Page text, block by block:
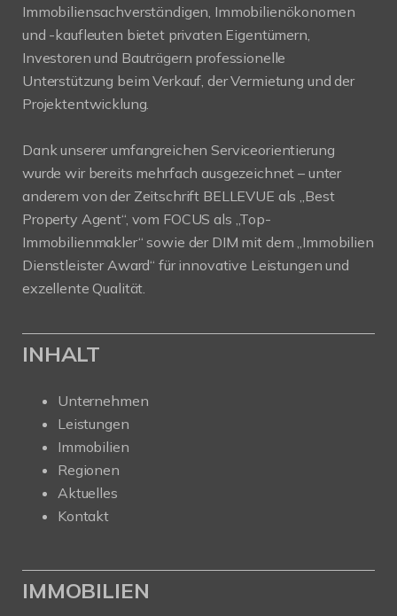
Immobiliensachverständigen, Immobilienökonomen
und -kaufleuten bietet privaten Eigentümern,
Investoren und Bauträgern professionelle
Unterstützung beim Verkauf, der Vermietung und der
Projektentwicklung.
Dank unserer umfangreichen Serviceorientierung
wurde wir bereits mehrfach ausgezeichnet – unter
anderem von der Zeitschrift BELLEVUE als „Best
Property Agent“, vom FOCUS als „Top-
Immobilienmakler“ sowie der DIM mit dem „Immobilien
Dienstleister Award“ für innovative Leistungen und
exzellente Qualität.
INHALT
Unternehmen
Leistungen
Immobilien
Regionen
Aktuelles
Kontakt
IMMOBILIEN